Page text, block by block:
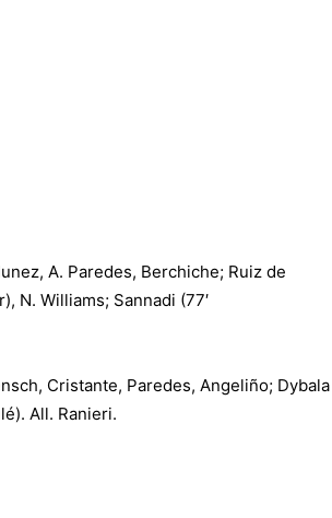
A. Paredes, Berchiche; Ruiz de
N. Williams; Sannadi (77′
Cristante, Paredes, Angeliño; Dybala
All. Ranieri.